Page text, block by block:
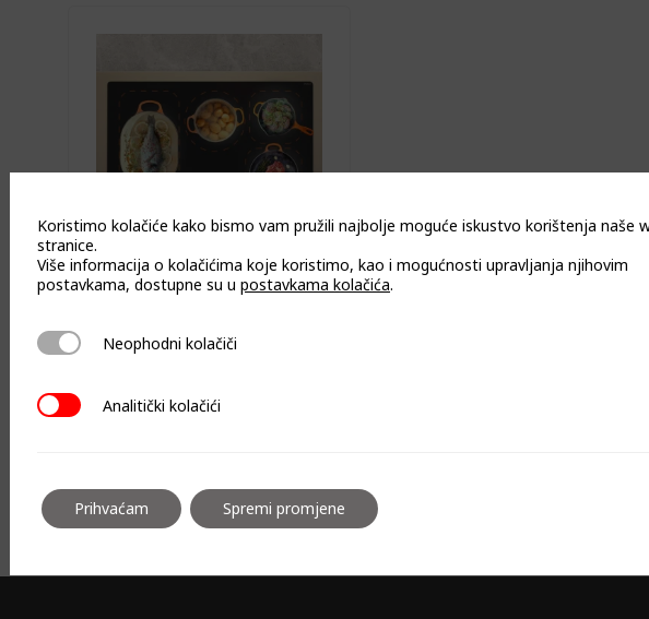
kuhanje CULINASYNC
ULTIMATE 80 cm
Koristimo kolačiće kako bismo vam pružili najbolje moguće iskustvo korištenja naše
stranice.
Više informacija o kolačićima koje koristimo, kao i mogućnosti upravljanja njihovim
postavkama, dostupne su u postavkama kolačića.
Neophodni kolačiči
Neophodni kolačiči
Analitički kolačići
Analitički kolačići
Prihvaćam Spremi promjene